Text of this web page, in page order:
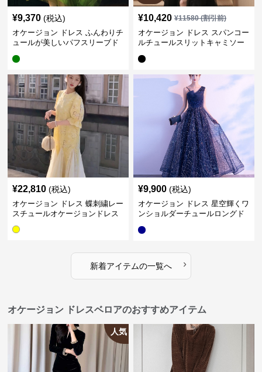
¥9,370 (税込)
オケージョン ドレス ふんわりチ
ュールが美しいパフスリーブド
¥10,420 ¥11580(割引前)
オケージョン ドレス スパンコー
ルチュールスリットキャミソー
¥22,810 (税込)
オケージョン ドレス 蝶刺繍レー
スチュールオケージョンドレス
¥9,900 (税込)
オケージョン ドレス 星空輝くワ
ンショルダーチュールロングド
新着アイテムの一覧へ ›
オケージョン ドレスベロアのおすすめアイテム
人気